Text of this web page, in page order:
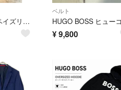
ヒューゴボス ペイズリー 花柄 シルク 100% ネクタイ パープル イタリア製
ベルト
¥9,800